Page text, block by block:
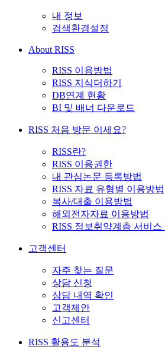
내 정보
검색환경설정
About RISS
RISS 이용방법
RISS 지식더하기
DB연계 현황
BI 및 배너 다운로드
RISS 처음 방문 이세요?
RISS란?
RISS 이용권한
내 관심논문 등록방법
RISS 자료 유형별 이용방법
복사/대출 이용방법
해외전자자료 이용방법
RISS 정보취약계층 서비스
고객센터
자주 찾는 질문
상담 신청
상담 내역 확인
고객제안
신고센터
RISS 활용도 분석